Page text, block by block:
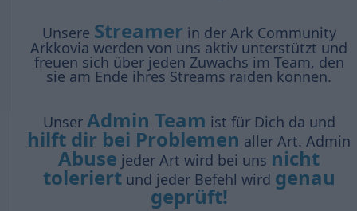
Unsere Streamer in der Ark Community
Arkkovia werden von uns aktiv unterstützt und
freuen sich über jeden Zuwachs im Team, den
sie am Ende ihres Streams raiden können.
Unser Admin Team ist für Dich da und
hilft dir bei Problemen aller Art. Admin
Abuse jeder Art wird bei uns nicht
toleriertund jeder Befehl wird genau
geprüft!